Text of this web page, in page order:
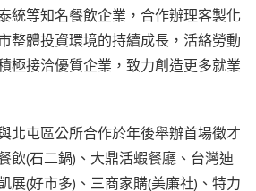
統等知名餐飲企業，合作辦理客製化
整體投資環境的持續成長，活絡勞動
極接洽優質企業，致力創造更多就業
北屯區公所合作於年後舉辦首場徵才
飲(石二鍋)、大鼎活蝦餐廳、台灣迪
展(好市多)、三商家購(美廉社)、特力